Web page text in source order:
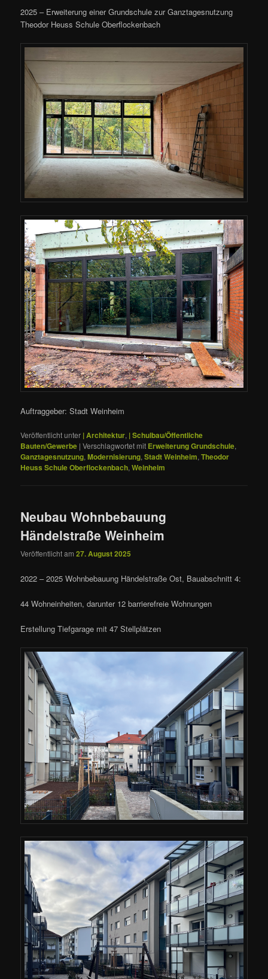
2025 – Erweiterung einer Grundschule zur Ganztagesnutzung
Theodor Heuss Schule Oberflockenbach
Auftraggeber: Stadt Weinheim
Veröffentlicht unter | Architektur, | Schulbau/Öffentliche
Bauten/Gewerbe |Verschlagwortet mit Erweiterung Grundschule,
Ganztagesnutzung,Modernisierung,Stadt Weinheim,Theodor
Heuss Schule Oberflockenbach,Weinheim
Neubau Wohnbebauung
Händelstraße Weinheim
Veröffentlicht am27. August 2025
2022 – 2025 Wohnbebauung Händelstraße Ost, Bauabschnitt 4:
44 Wohneinheiten, darunter 12 barrierefreie Wohnungen
Erstellung Tiefgarage mit 47 Stellplätzen